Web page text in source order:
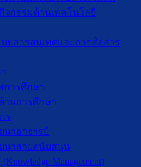
จกรรมด้านเทคโนโลยี
บสารสนเทศและการสื่อสาร
ารศึกษา
านการศึกษา
ร
าอาจารย์
นาสายสนับสนุน
Management)